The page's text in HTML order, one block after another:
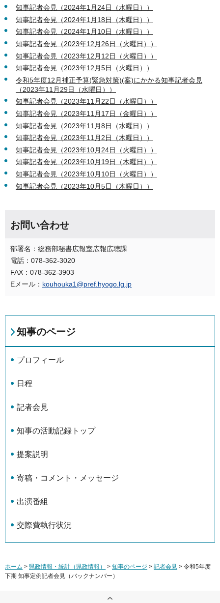
知事記者会見（2024年1月24日（水曜日））
知事記者会見（2024年1月18日（木曜日））
知事記者会見（2024年1月10日（水曜日））
知事記者会見（2023年12月26日（火曜日））
知事記者会見（2023年12月12日（火曜日））
知事記者会見（2023年12月5日（火曜日））
令和5年度12月補正予算(緊急対策)(案)にかかる知事記者会見
（2023年11月29日（水曜日））
知事記者会見（2023年11月22日（水曜日））
知事記者会見（2023年11月17日（金曜日））
知事記者会見（2023年11月8日（水曜日））
知事記者会見（2023年11月2日（木曜日））
知事記者会見（2023年10月24日（火曜日））
知事記者会見（2023年10月19日（木曜日））
知事記者会見（2023年10月10日（火曜日））
知事記者会見（2023年10月5日（木曜日））
お問い合わせ
部署名：総務部秘書広報室広報広聴課
電話：078-362-3020
FAX：078-362-3903
Eメール： kouhouka1@pref.hyogo.lg.jp
知事のページ
プロフィール
日程
記者会見
知事の活動記録トップ
提案説明
寄稿・コメント・メッセージ
出演番組
交際費執行状況
ホーム > 県政情報・統計（県政情報） > 知事のページ > 記者会見 > 令和5年度
下期 知事定例記者会見（バックナンバー）